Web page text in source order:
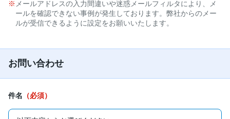
メールアドレスの入力間違いや迷惑メールフィルタにより、メ
ールを確認できない事例が発生しております。弊社からのメー
ルが受信できるように設定をお願いいたします。
お問い合わせ
件名 （必須）